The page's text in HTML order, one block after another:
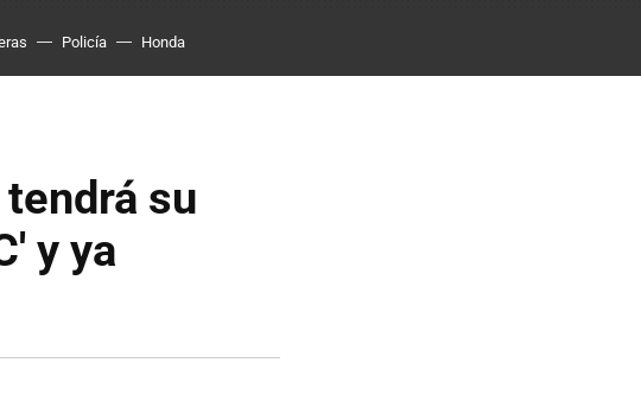
Policía Honda
su
y ya